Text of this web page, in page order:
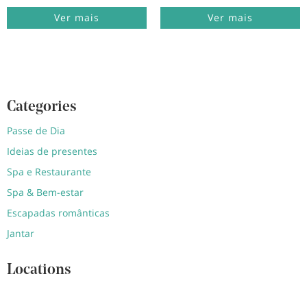
Ver mais
Ver mais
Categories
Passe de Dia
Ideias de presentes
Spa e Restaurante
Spa & Bem-estar
Escapadas românticas
Jantar
Locations